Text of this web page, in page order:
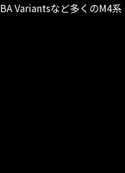
Variantsなど多くのM4系